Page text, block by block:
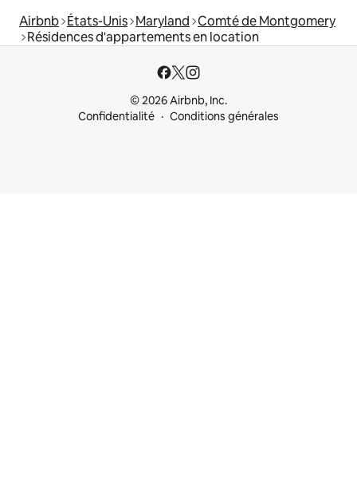
Airbnb États-Unis Maryland Comté de Montgomery
Résidences d'appartements en location
© 2026 Airbnb, Inc.
Confidentialité
Conditions générales